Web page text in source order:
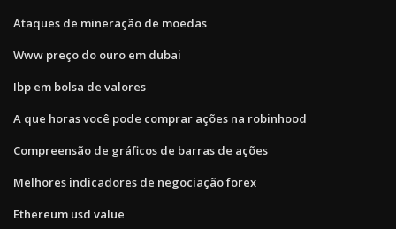
Ataques de mineração de moedas
Www preço do ouro em dubai
Ibp em bolsa de valores
A que horas você pode comprar ações na robinhood
Compreensão de gráficos de barras de ações
Melhores indicadores de negociação forex
Ethereum usd value